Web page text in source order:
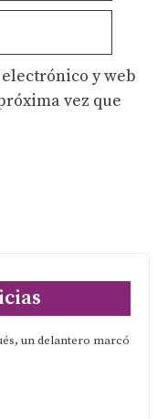
y web
vez que
un delantero marcó